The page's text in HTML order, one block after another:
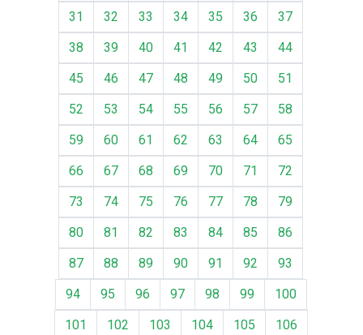
31
32 33 34 35 36
37
38
39 40 41 42 43
44
45
46 47 48 49 50
51
52
53 54 55 56 57
58
59
60 61 62 63 64
65
66
67 68 69 70 71
72
73
74 75 76 77 78
79
80
81 82 83 84 85
86
87
88 89 90 91 92
93
94
95 96 97 98 99
100
101
102 103 104 105
106